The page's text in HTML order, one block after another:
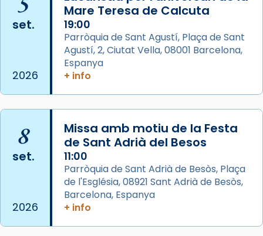
Photo
View on Facebook ·
Arquebisbat de Barcelona
de Barcelona.
2 weeks ago
comitè organitzador de la visita apostòlica
del Sant Pare Lleó XIV a Barcelona, i als
col·laboradors, a la Catedral de Barcelona.
L’arquebisbe de Barcelona, el cardenal Joan
Josep Omella, ha presidit la missa i l’ha
concelebrat el bisbe auxiliar de Barcelona,
Mons. David Abadías.
set.
2026
Mare Teresa de Calcuta
19:00
Parròquia de Sant Agustí, Plaça de Sant
Agustí, 2, Ciutat Vella, 08001 Barcelona,
Espanya
+ info
8
set.
2026
Missa amb motiu de la Festa
de Sant Adrià del Besos
11:00
Parròquia de Sant Adrià de Besòs, Plaça
de l'Església, 08921 Sant Adrià de Besòs,
Barcelona, Espanya
+ info